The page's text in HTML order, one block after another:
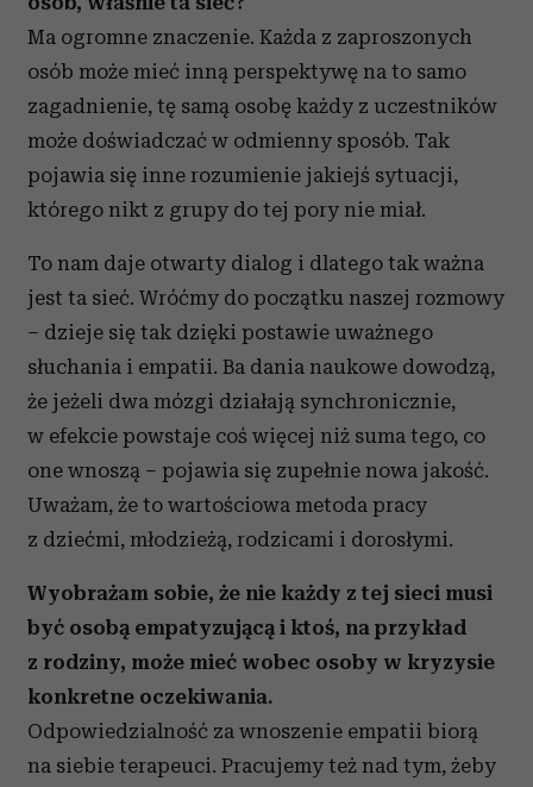
Ma ogromne znaczenie. Każda z zaproszonych
osób może mieć inną perspektywę na to samo
zagadnienie, tę samą osobę każdy z uczestników
może doświadczać w odmienny sposób. Tak
pojawia się inne rozumienie jakiejś sytuacji,
którego nikt z grupy do tej pory nie miał.
To nam daje otwarty dialog i dlatego tak ważna
jest ta sieć. Wróćmy do początku naszej rozmowy
– dzieje się tak dzięki postawie uważnego
słuchania i empatii. Ba dania naukowe dowodzą,
że jeżeli dwa mózgi działają synchronicznie,
w efekcie powstaje coś więcej niż suma tego, co
one wnoszą – pojawia się zupełnie nowa jakość.
Uważam, że to wartościowa metoda pracy
z dziećmi, młodzieżą, rodzicami i dorosłymi.
Wyobrażam sobie, że nie każdy z tej sieci musi
być osobą empatyzującą i ktoś, na przykład
z rodziny, może mieć wobec osoby w kryzysie
konkretne oczekiwania.
Odpowiedzialność za wnoszenie empatii biorą
na siebie terapeuci. Pracujemy też nad tym, żeby